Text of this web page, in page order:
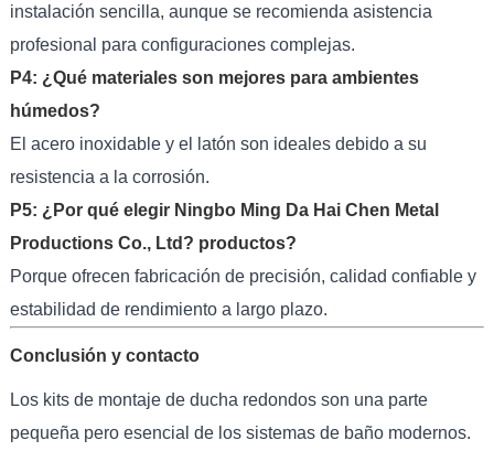
instalación sencilla, aunque se recomienda asistencia
profesional para configuraciones complejas.
P4: ¿Qué materiales son mejores para ambientes
húmedos?
El acero inoxidable y el latón son ideales debido a su
resistencia a la corrosión.
P5: ¿Por qué elegir Ningbo Ming Da Hai Chen Metal
Productions Co., Ltd? productos?
Porque ofrecen fabricación de precisión, calidad confiable y
estabilidad de rendimiento a largo plazo.
Conclusión y contacto
Los kits de montaje de ducha redondos son una parte
pequeña pero esencial de los sistemas de baño modernos.